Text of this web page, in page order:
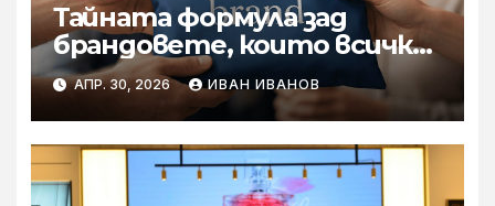
Тайната формула зад
брандовете, които всички
разпознават
АПР. 30, 2026 ИВАН ИВАНОВ